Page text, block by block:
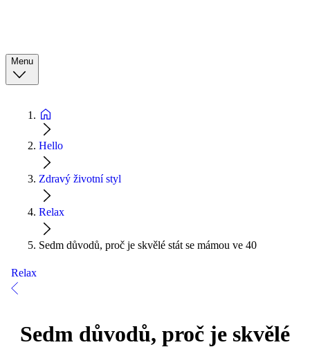
Menu
Hello
Zdravý životní styl
Relax
Sedm důvodů, proč je skvělé stát se mámou ve 40
Relax
Sedm důvodů, proč je skvělé